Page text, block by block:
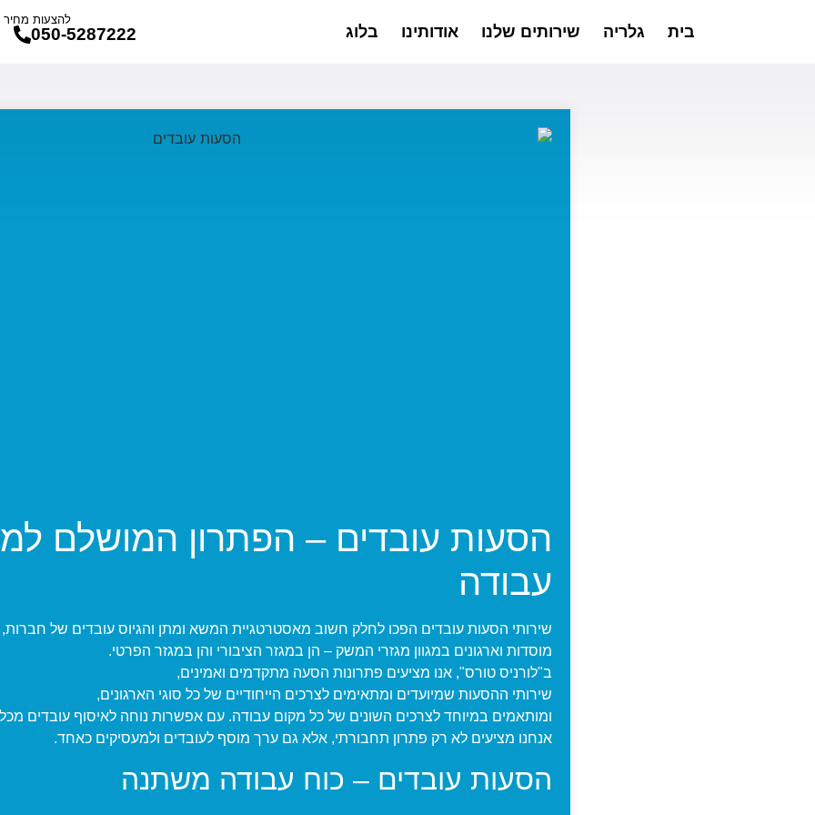
בית גלריה שירותים שלנו אודותינו בלוג
להצעות מחיר
050-5287222
הסעות עובדים – הפתרון המושלם
עבודה
שירותי הסעות עובדים הפכו לחלק חשוב מאסטרטגיית המשא ומתן והגיוס עובדים של חברות,
מוסדות וארגונים במגוון מגזרי המשק – הן במגזר הציבורי והן במגזר הפרטי.
ב"לורניס טורס", אנו מציעים פתרונות הסעה מתקדמים ואמינים,
שירותי ההסעות שמיועדים ומתאימים לצרכים הייחודיים של כל סוגי הארגונים,
ומותאמים במיוחד לצרכים השונים של כל מקום עבודה. עם אפשרות נוחה לאיסוף עובדים
אנחנו מציעים לא רק פתרון תחבורתי, אלא גם ערך מוסף לעובדים ולמעסיקים כאחד.
הסעות עובדים – כוח עבודה משתנה